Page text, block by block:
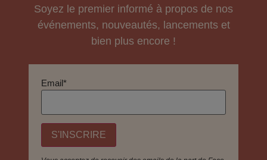
Soyez le premier informé à propos de nos
événements, nouveautés, lancements et
bien plus encore !
Email*